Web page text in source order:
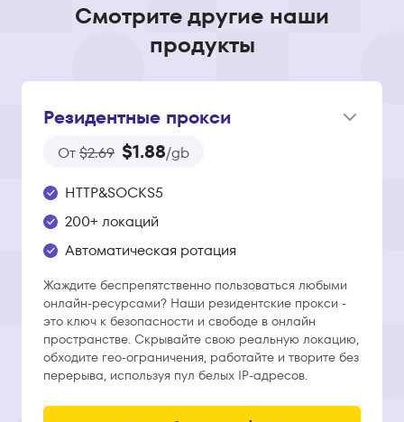
Смотрите другие наши
продукты
Резидентные прокси
От$2.69 $1.88/gb
HTTP&SOCKS5
200+ локаций
Автоматическая ротация
Жаждите беспрепятственно пользоваться любыми
онлайн-ресурсами? Наши резидентские прокси -
это ключ к безопасности и свободе в онлайн
пространстве. Скрывайте свою реальную локацию,
обходите гео-ограничения, работайте и творите без
перерыва, используя пул белых IP-адресов.